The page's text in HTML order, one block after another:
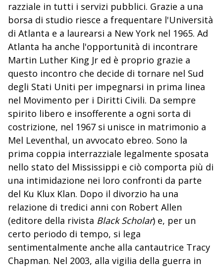
razziale in tutti i servizi pubblici. Grazie a una
borsa di studio riesce a frequentare l'Università
di Atlanta e a laurearsi a New York nel 1965. Ad
Atlanta ha anche l'opportunità di incontrare
Martin Luther King Jr ed è proprio grazie a
questo incontro che decide di tornare nel Sud
degli Stati Uniti per impegnarsi in prima linea
nel Movimento per i Diritti Civili. Da sempre
spirito libero e insofferente a ogni sorta di
costrizione, nel 1967 si unisce in matrimonio a
Mel Leventhal, un avvocato ebreo. Sono la
prima coppia interrazziale legalmente sposata
nello stato del Mississippi e ciò comporta più di
una intimidazione nei loro confronti da parte
del Ku Klux Klan. Dopo il divorzio ha una
relazione di tredici anni con Robert Allen
(editore della rivista Black Scholar) e, per un
certo periodo di tempo, si lega
sentimentalmente anche alla cantautrice Tracy
Chapman. Nel 2003, alla vigilia della guerra in